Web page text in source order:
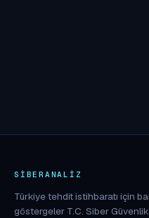
SIBERANALIZ
Türkiye tehdit istihbaratı için
göstergeler T.C. Siber